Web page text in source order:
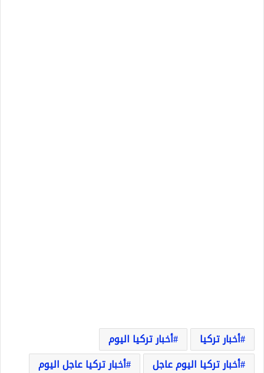
أخبار تركيا
أخبار تركيا اليوم
أخبار تركيا اليوم عاجل
أخبار تركيا عاجل اليوم